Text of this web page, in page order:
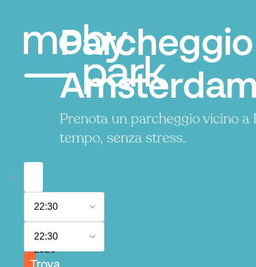
Amsterdam
Prenota un parcheggio vicino
tempo, senza stress.
agosto
2026
22:30
agosto
2026
22:30